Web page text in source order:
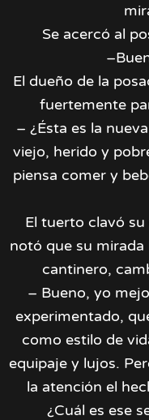
Se acercó al
El dueño de la
fuertemente
– ¿Ésta es la
viejo, herido y
piensa comer y
El tuerto clavó
notó que su mirada
cantinero,
– Bueno, yo
experimentado,
como estilo de
equipaje y lujos.
la atención el
¿Cuál es ese